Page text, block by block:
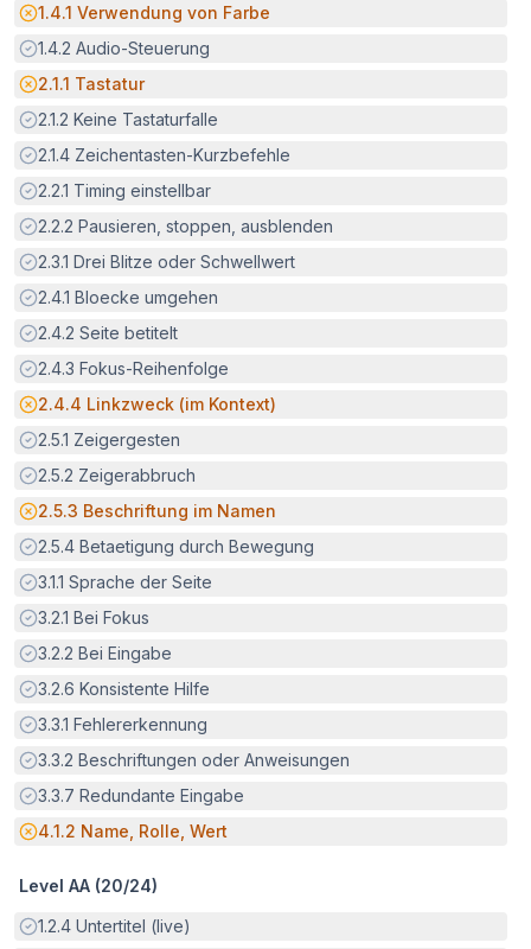
Potenzielle Barriere:
1.4.1 Verwendung von Farbe
Erfüllt:
1.4.2 Audio-Steuerung
Potenzielle Barriere:
2.1.1 Tastatur
Erfüllt:
2.1.2 Keine Tastaturfalle
Erfüllt:
2.1.4 Zeichentasten-Kurzbefehle
Erfüllt:
2.2.1 Timing einstellbar
Erfüllt:
2.2.2 Pausieren, stoppen, ausblenden
Erfüllt:
2.3.1 Drei Blitze oder Schwellwert
Erfüllt:
2.4.1 Bloecke umgehen
Erfüllt:
2.4.2 Seite betitelt
Erfüllt:
2.4.3 Fokus-Reihenfolge
Potenzielle Barriere:
2.4.4 Linkzweck (im Kontext)
Erfüllt:
2.5.1 Zeigergesten
Erfüllt:
2.5.2 Zeigerabbruch
Potenzielle Barriere:
2.5.3 Beschriftung im Namen
Erfüllt:
2.5.4 Betaetigung durch Bewegung
Erfüllt:
3.1.1 Sprache der Seite
Erfüllt:
3.2.1 Bei Fokus
Erfüllt:
3.2.2 Bei Eingabe
Erfüllt:
3.2.6 Konsistente Hilfe
Erfüllt:
3.3.1 Fehlererkennung
Erfüllt:
3.3.2 Beschriftungen oder Anweisungen
Erfüllt:
3.3.7 Redundante Eingabe
Potenzielle Barriere:
4.1.2 Name, Rolle, Wert
Level AA (20/24)
Erfüllt:
1.2.4 Untertitel (live)